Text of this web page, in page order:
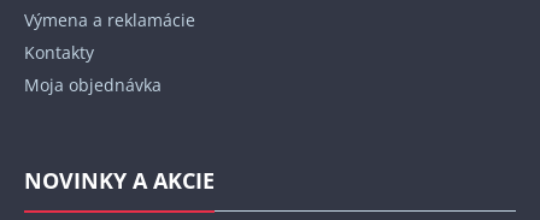
Výmena a reklamácie
Kontakty
Moja objednávka
NOVINKY A AKCIE